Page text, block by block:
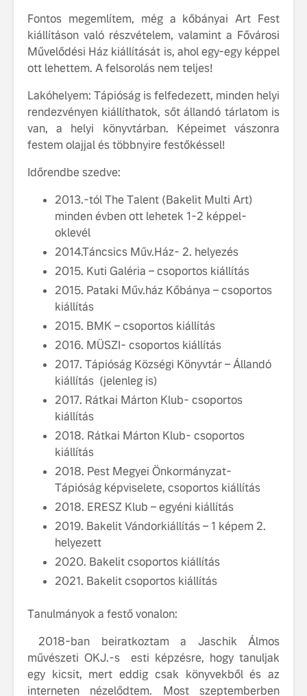
Fontos megemlítem, még a kőbányai Art Fest
kiállításon való részvételem, valamint a Fővárosi
Művelődési Ház kiállítását is, ahol egy-egy képpel
ott lehettem. A felsorolás nem teljes!
Lakóhelyem: Tápióság is felfedezett, minden helyi
rendezvényen kiállíthatok, sőt állandó tárlatom is
van, a helyi könyvtárban. Képeimet vászonra
festem olajjal és többnyire festőkéssel!
Időrendbe szedve:
2013.-tól The Talent (Bakelit Multi Art)
minden évben ott lehetek 1-2 képpel-
oklevél
2014.Táncsics Műv.Ház- 2. helyezés
2015. Kuti Galéria – csoportos kiállítás
2015. Pataki Műv.ház Kőbánya – csoportos
kiállítás
2015. BMK – csoportos kiállítás
2016. MÜSZI- csoportos kiállítás
2017. Tápióság Községi Könyvtár – Állandó
kiállítás (jelenleg is)
2017. Rátkai Márton Klub- csoportos
kiállítás
2018. Rátkai Márton Klub- csoportos
kiállítás
2018. Pest Megyei Önkormányzat-
Tápióság képviselete, csoportos kiállítás
2018. ERESZ Klub – egyéni kiállítás
2019. Bakelit Vándorkiállítás – 1 képem 2.
helyezett
2020. Bakelit csoportos kiállítás
2021. Bakelit csoportos kiállítás
Tanulmányok a festő vonalon:
2018-ban beiratkoztam a Jaschik Álmos
művészeti OKJ.-s esti képzésre, hogy tanuljak
egy kicsit, mert eddig csak könyvekből és az
interneten nézelődtem. Most szeptemberben